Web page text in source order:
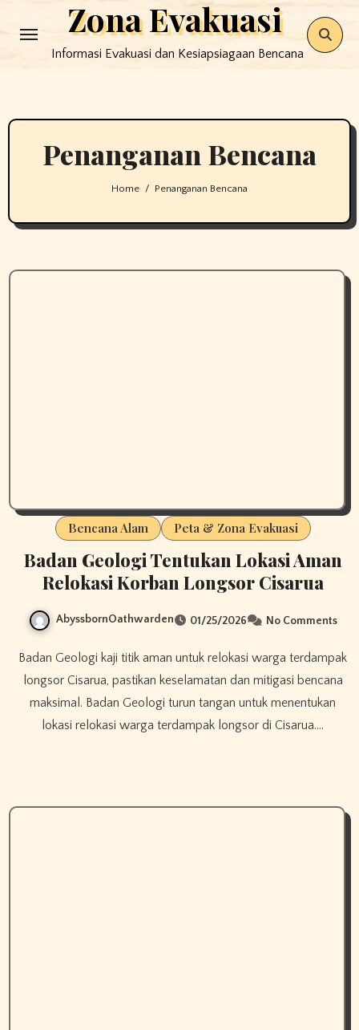
to
Zona Evakuasi
Informasi Evakuasi dan Kesiapsiagaan Bencana
Penanganan Bencana
Home Penanganan Bencana
Bencana Alam Peta & Zona Evakuasi
Badan Geologi Tentukan Lokasi Aman
Relokasi Korban Longsor Cisarua
AbyssbornOathwarden 01/25/2026 No Comments
Badan Geologi kaji titik aman untuk relokasi warga terdampak
longsor Cisarua, pastikan keselamatan dan mitigasi bencana
maksimal. Badan Geologi turun tangan untuk menentukan
lokasi relokasi warga terdampak longsor di Cisarua.…